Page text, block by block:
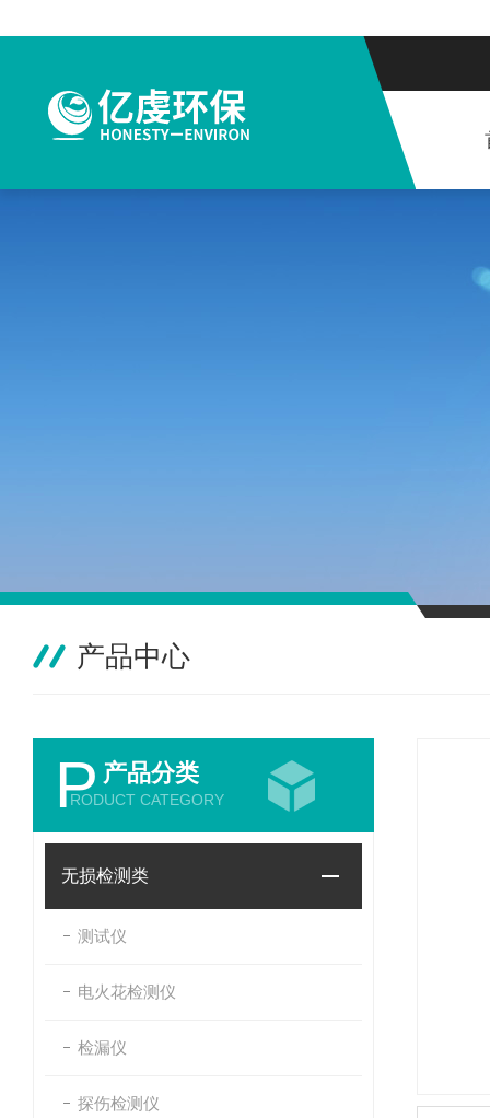
产品中心
P 产品分类
RODUCT CATEGORY
无损检测类
测试仪
电火花检测仪
检漏仪
探伤检测仪